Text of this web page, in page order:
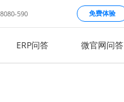
590 免费体验
ERP问答 微官网问答